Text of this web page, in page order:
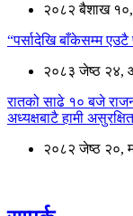
२०८२ बैशाख
“पर्सादेखि बाँकेसम्म
२०८३ जेष्ठ २४,
रातको साढे १० बजे
अध्यक्षबाटै हामी
२०८२ जेष्ठ २०,